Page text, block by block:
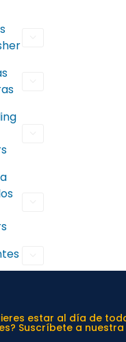
estar al día de
Suscríbete a